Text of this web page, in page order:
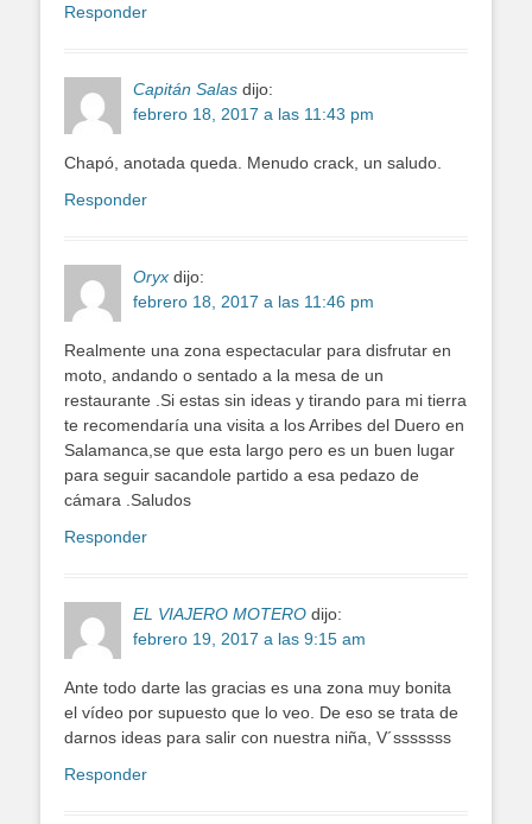
Responder
Capitán Salas dijo:
febrero 18, 2017 a las 11:43 pm
Chapó, anotada queda. Menudo crack, un saludo.
Responder
Oryx dijo:
febrero 18, 2017 a las 11:46 pm
Realmente una zona espectacular para disfrutar en
moto, andando o sentado a la mesa de un
restaurante .Si estas sin ideas y tirando para mi tierra
te recomendaría una visita a los Arribes del Duero en
Salamanca,se que esta largo pero es un buen lugar
para seguir sacandole partido a esa pedazo de
cámara .Saludos
Responder
EL VIAJERO MOTERO dijo:
febrero 19, 2017 a las 9:15 am
Ante todo darte las gracias es una zona muy bonita
el vídeo por supuesto que lo veo. De eso se trata de
darnos ideas para salir con nuestra niña, V´sssssss
Responder